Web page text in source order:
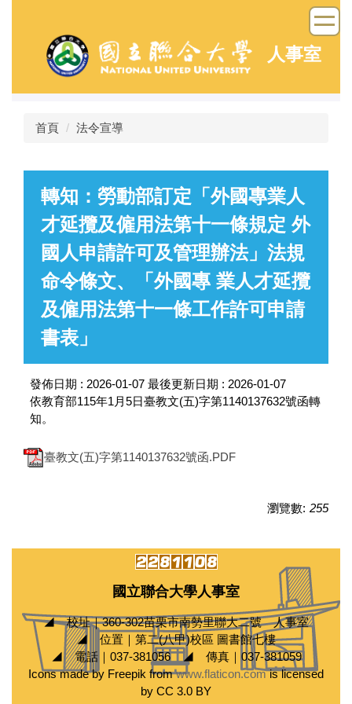
容
人事室
首頁 法令宣導
轉知：勞動部訂定「外國專業人
才延攬及僱用法第十一條規定 外
國人申請許可及管理辦法」法規
命令條文、「外國專 業人才延攬
及僱用法第十一條工作許可申請
書表」
發佈日期 : 2026-01-07 最後更新日期 : 2026-01-07
依教育部115年1月5日臺教文(五)字第1140137632號函轉
知。
臺教文(五)字第1140137632號函.PDF
瀏覽數: 255
國立聯合大學人事室
◢ 校址｜360-302苗栗市南勢里聯大二號 人事室
◢ 位置｜第二(八甲)校區 圖書館七樓
◢ 電話｜037-381056 ◢ 傳真｜037-381059
Icons made by Freepik fromwww.flaticon.comis licensed
by CC 3.0 BY